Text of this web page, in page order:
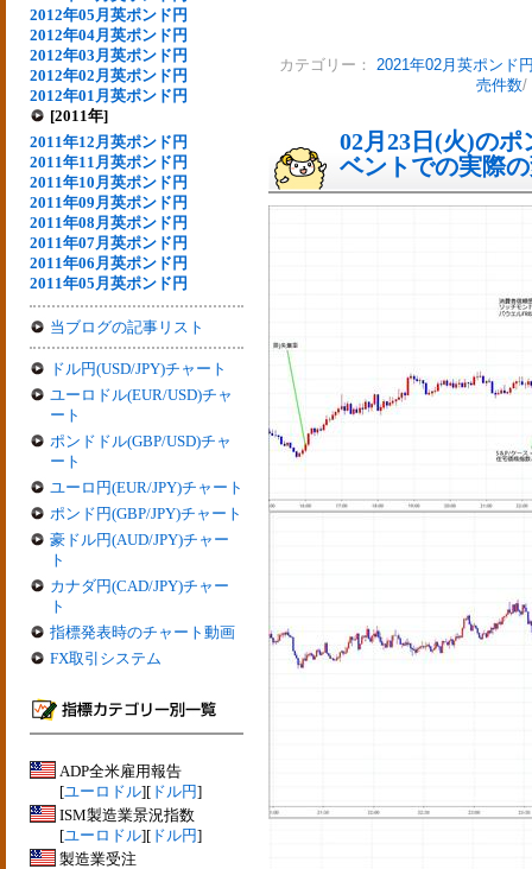
2012年05月英ポンド円
2012年04月英ポンド円
2012年03月英ポンド円
2012年02月英ポンド円
2012年01月英ポンド円
[2011年]
2011年12月英ポンド円
2011年11月英ポンド円
2011年10月英ポンド円
2011年09月英ポンド円
2011年08月英ポンド円
2011年07月英ポンド円
2011年06月英ポンド円
2011年05月英ポンド円
当ブログの記事リスト
ドル円(USD/JPY)チャート
ユーロドル(EUR/USD)チャ
ート
ポンドドル(GBP/USD)チャ
ート
ユーロ円(EUR/JPY)チャート
ポンド円(GBP/JPY)チャート
豪ドル円(AUD/JPY)チャー
ト
カナダ円(CAD/JPY)チャー
ト
指標発表時のチャート動画
FX取引システム
ADP全米雇用報告
[ユーロドル][ ドル円]
ISM製造業景況指数
[ユーロドル][ ドル円]
製造業受注
カテゴリー： 2021年02月英ポンド
売件数/
02月23日(火)の
ベントでの実際